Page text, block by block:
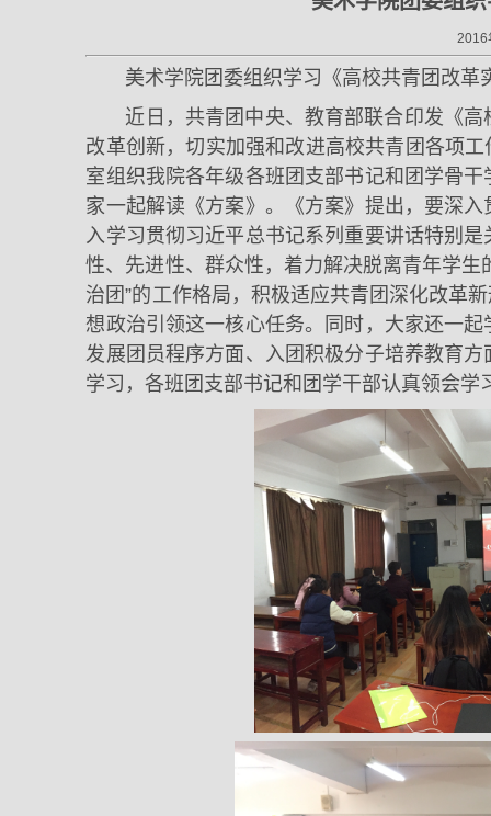
2016
美术学院团委组织学习《高校共青团改革
近日，共青团中央、教育部联合印发《
改革创新，切实加强和改进高校共青团各项
室组织我院各年级各班团支部书记和团学骨
家一起解读《方案》。《方案》提出，要深
入学习贯彻习近平总书记系列重要讲话特别
性、先进性、群众性，着力解决脱离青年学
治团”的工作格局，积极适应共青团深化改革
想政治引领这一核心任务。同时，大家还一
发展团员程序方面、入团积极分子培养教育
学习，各班团支部书记和团学干部认真领会